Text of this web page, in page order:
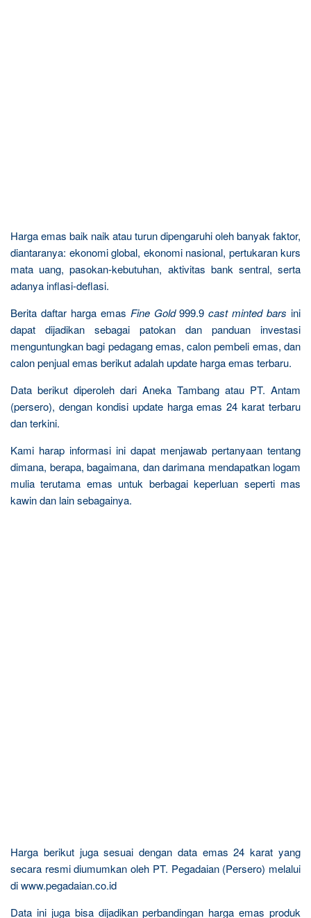
Harga emas baik naik atau turun dipengaruhi oleh banyak faktor,
diantaranya: ekonomi global, ekonomi nasional, pertukaran kurs
mata uang, pasokan-kebutuhan, aktivitas bank sentral, serta
adanya inflasi-deflasi.
Berita daftar harga emas Fine Gold999.9cast minted barsini
dapat dijadikan sebagai patokan dan panduan investasi
menguntungkan bagi pedagang emas, calon pembeli emas, dan
calon penjual emas berikut adalah update harga emas terbaru.
Data berikut diperoleh dari Aneka Tambang atau PT. Antam
(persero), dengan kondisi update harga emas 24 karat terbaru
dan terkini.
Kami harap informasi ini dapat menjawab pertanyaan tentang
dimana, berapa, bagaimana, dan darimana mendapatkan logam
mulia terutama emas untuk berbagai keperluan seperti mas
kawin dan lain sebagainya.
Harga berikut juga sesuai dengan data emas 24 karat yang
secara resmi diumumkan oleh PT. Pegadaian (Persero) melalui
di www.pegadaian.co.id
Data ini juga bisa dijadikan perbandingan harga emas produk